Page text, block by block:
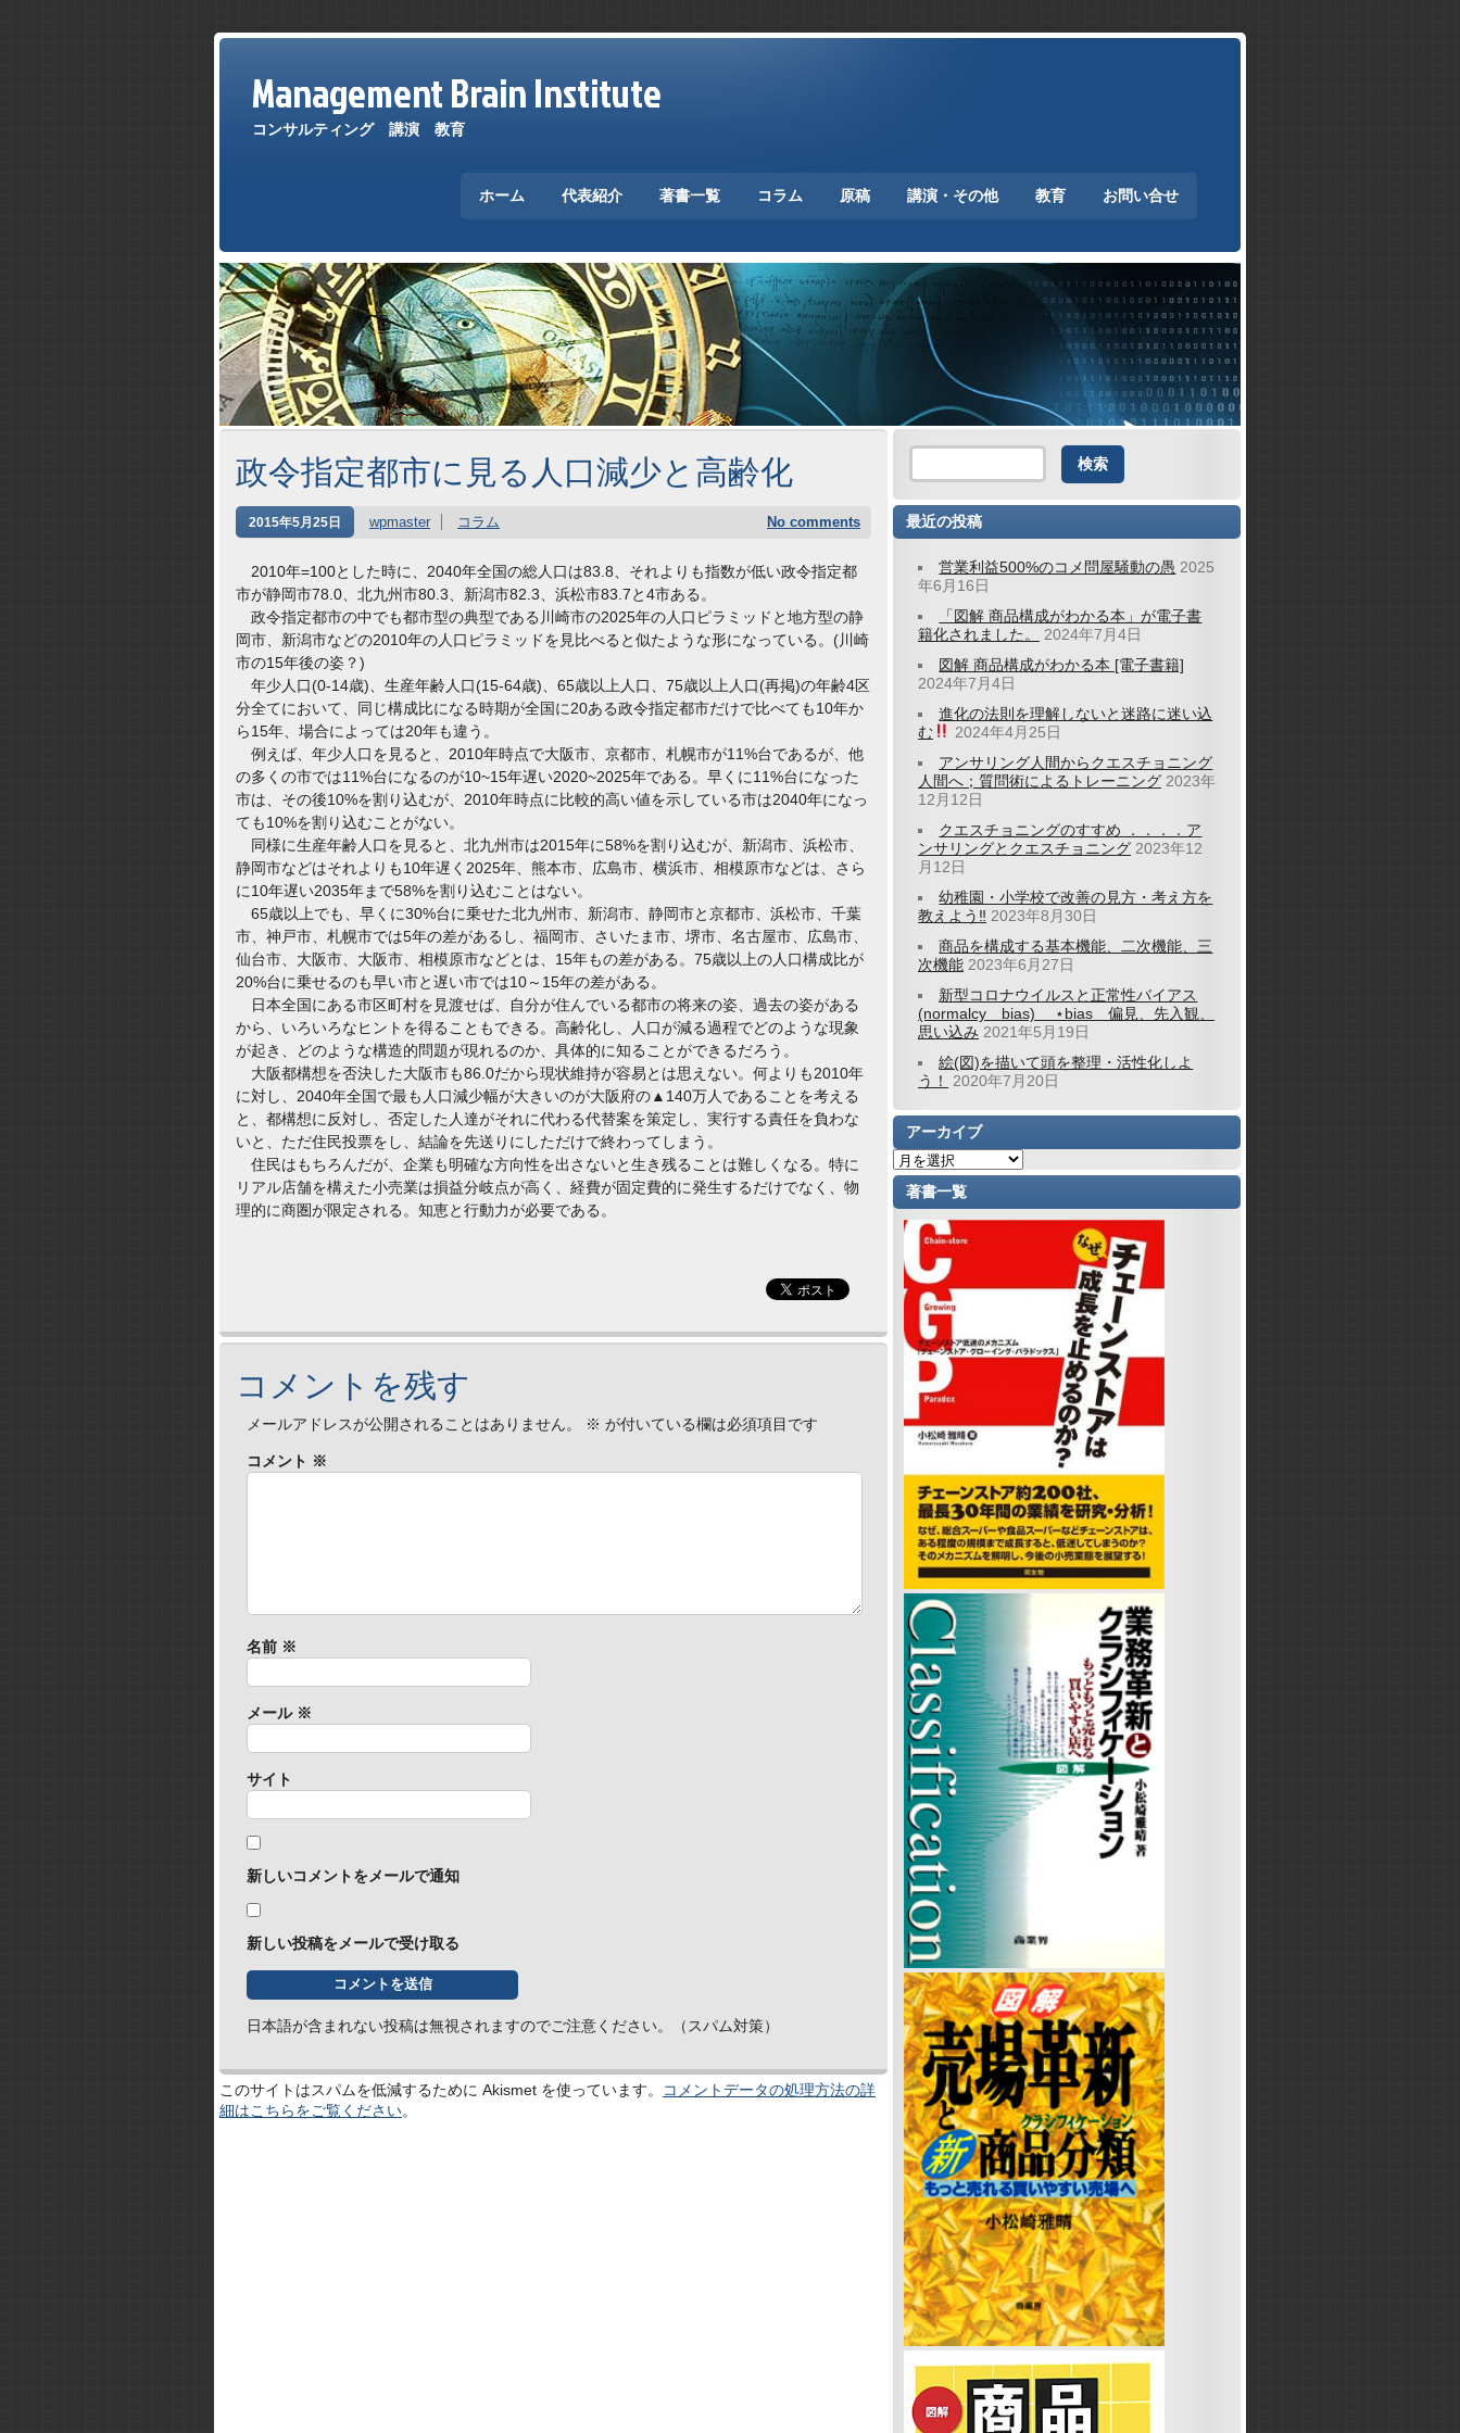
Management Brain Institute
コンサルティング 講演 教育
ホーム 代表紹介 著書一覧 コラム 原稿 講演・その他 教育 お問い合せ
政令指定都市に見る人口減少と高齢化
2015年5月25日 wpmaster コラム No comments
2010年=100とした時に、2040年全国の総人口は83.8、それよりも指数が低い政令指定都
市が静岡市78.0、北九州市80.3、新潟市82.3、浜松市83.7と4市ある。
政令指定都市の中でも都市型の典型である川崎市の2025年の人口ピラミッドと地方型の静
岡市、新潟市などの2010年の人口ピラミッドを見比べると似たような形になっている。(川崎
市の15年後の姿？)
年少人口(0-14歳)、生産年齢人口(15-64歳)、65歳以上人口、75歳以上人口(再掲)の年齢4区
分全てにおいて、同じ構成比になる時期が全国に20ある政令指定都市だけで比べても10年か
ら15年、場合によっては20年も違う。
例えば、年少人口を見ると、2010年時点で大阪市、京都市、札幌市が11%台であるが、他
の多くの市では11%台になるのが10~15年遅い2020~2025年である。早くに11%台になった
市は、その後10%を割り込むが、2010年時点に比較的高い値を示している市は2040年になっ
ても10%を割り込むことがない。
同様に生産年齢人口を見ると、北九州市は2015年に58%を割り込むが、新潟市、浜松市、
静岡市などはそれよりも10年遅く2025年、熊本市、広島市、横浜市、相模原市などは、さら
に10年遅い2035年まで58%を割り込むことはない。
65歳以上でも、早くに30%台に乗せた北九州市、新潟市、静岡市と京都市、浜松市、千葉
市、神戸市、札幌市では5年の差があるし、福岡市、さいたま市、堺市、名古屋市、広島市、
仙台市、大阪市、大阪市、相模原市などとは、15年もの差がある。75歳以上の人口構成比が
20%台に乗せるのも早い市と遅い市では10～15年の差がある。
日本全国にある市区町村を見渡せば、自分が住んでいる都市の将来の姿、過去の姿がある
から、いろいろなヒントを得ることもできる。高齢化し、人口が減る過程でどのような現象
が起き、どのような構造的問題が現れるのか、具体的に知ることができるだろう。
大阪都構想を否決した大阪市も86.0だから現状維持が容易とは思えない。何よりも2010年
に対し、2040年全国で最も人口減少幅が大きいのが大阪府の▲140万人であることを考える
と、都構想に反対し、否定した人達がそれに代わる代替案を策定し、実行する責任を負わな
いと、ただ住民投票をし、結論を先送りにしただけで終わってしまう。
住民はもちろんだが、企業も明確な方向性を出さないと生き残ることは難しくなる。特に
リアル店舗を構えた小売業は損益分岐点が高く、経費が固定費的に発生するだけでなく、物
理的に商圏が限定される。知恵と行動力が必要である。
コメントを残す
メールアドレスが公開されることはありません。 ※ が付いている欄は必須項目です
コメント ※
名前 ※
メール ※
サイト
新しいコメントをメールで通知
新しい投稿をメールで受け取る
日本語が含まれない投稿は無視されますのでご注意ください。（スパム対策）
このサイトはスパムを低減するために Akismet を使っています。
コメントデータの処理方法の詳
細はこちらをご覧ください。
最近の投稿
営業利益500%のコメ問屋騒動の愚 2025
年6月16日
「図解 商品構成がわかる本」が電子書
籍化されました。
2024年7月4日
図解 商品構成がわかる本 [電子書籍]
2024年7月4日
進化の法則を理解しないと迷路に迷い込
む
2024年4月25日
アンサリング人間からクエスチョニング
人間へ；質問術によるトレーニング 2023年
12月12日
クエスチョニングのすすめ ．．．．ア
ンサリングとクエスチョニング 2023年12
月12日
幼稚園・小学校で改善の見方・考え方を
教えよう‼ 2023年8月30日
商品を構成する基本機能、二次機能、三
次機能 2023年6月27日
新型コロナウイルスと正常性バイアス
(normalcy bias) ⋆bias 偏見、先入観、
思い込み 2021年5月19日
絵(図)を描いて頭を整理・活性化しよ
う！
2020年7月20日
アーカイブ
著書一覧